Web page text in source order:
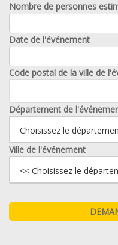
Nombre de personnes
Date de l'événement
Code postal de la ville de
Département de
Ville de l'événement